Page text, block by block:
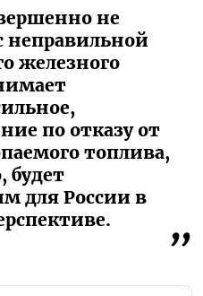
не
неправильной
железного
по отказу от
топлива,
будет
для России в